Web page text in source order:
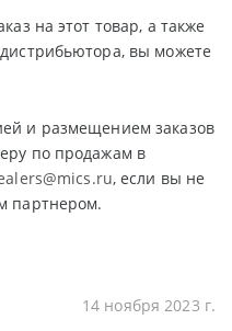
на этот товар, а также
вы можете
и размещением заказов
по продажам в
, если вы не
партнером.
14 ноября 2023 г.